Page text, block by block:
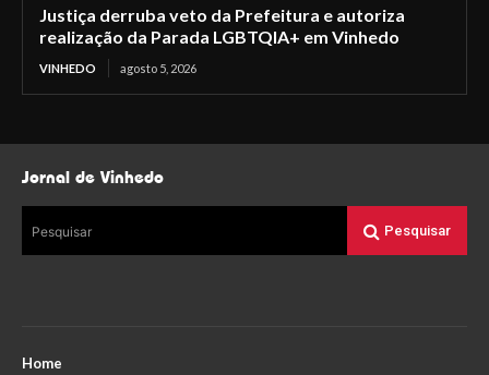
Justiça derruba veto da Prefeitura e autoriza
realização da Parada LGBTQIA+ em Vinhedo
VINHEDO agosto 5, 2026
Jornal de Vinhedo
Pesquisar Pesquisar
Home